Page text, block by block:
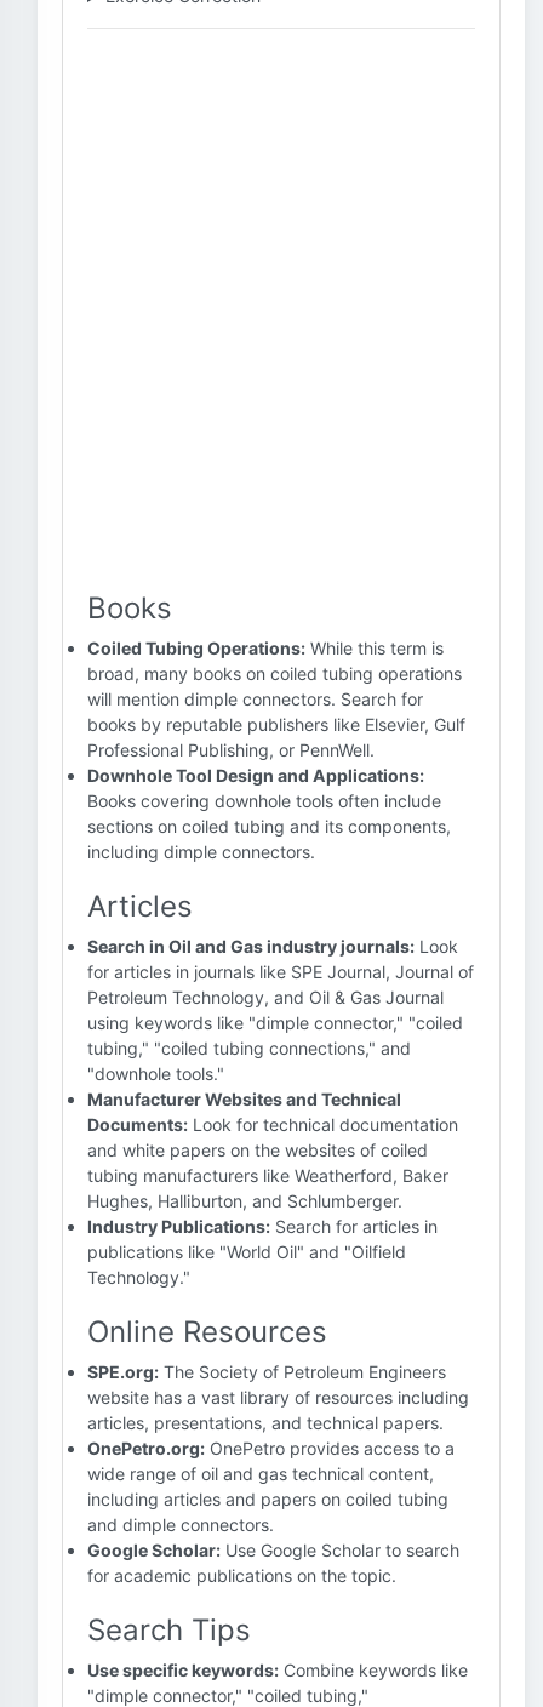
Books
Coiled Tubing Operations: While this term is
broad, many books on coiled tubing operations
will mention dimple connectors. Search for
books by reputable publishers like Elsevier, Gulf
Professional Publishing, or PennWell.
Downhole Tool Design and Applications:
Books covering downhole tools often include
sections on coiled tubing and its components,
including dimple connectors.
Articles
Search in Oil and Gas industry journals: Look
for articles in journals like SPE Journal, Journal of
Petroleum Technology, and Oil & Gas Journal
using keywords like "dimple connector," "coiled
tubing," "coiled tubing connections," and
"downhole tools."
Manufacturer Websites and Technical
Documents: Look for technical documentation
and white papers on the websites of coiled
tubing manufacturers like Weatherford, Baker
Hughes, Halliburton, and Schlumberger.
Industry Publications: Search for articles in
publications like "World Oil" and "Oilfield
Technology."
Online Resources
SPE.org: The Society of Petroleum Engineers
website has a vast library of resources including
articles, presentations, and technical papers.
OnePetro.org: OnePetro provides access to a
wide range of oil and gas technical content,
including articles and papers on coiled tubing
and dimple connectors.
Google Scholar: Use Google Scholar to search
for academic publications on the topic.
Search Tips
Use specific keywords: Combine keywords like
"dimple connector," "coiled tubing,"